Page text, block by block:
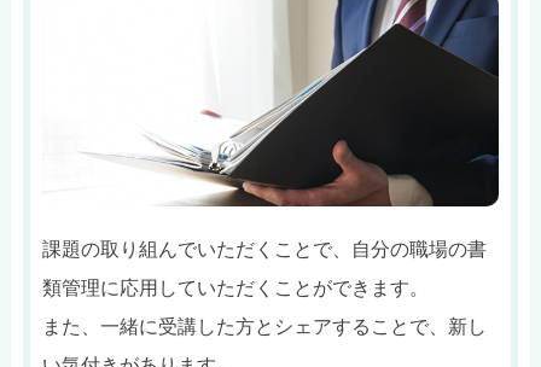
課題の取り組んでいただくことで、自分の職場の書
類管理に応用していただくことができます。
また、一緒に受講した方とシェアすることで、新し